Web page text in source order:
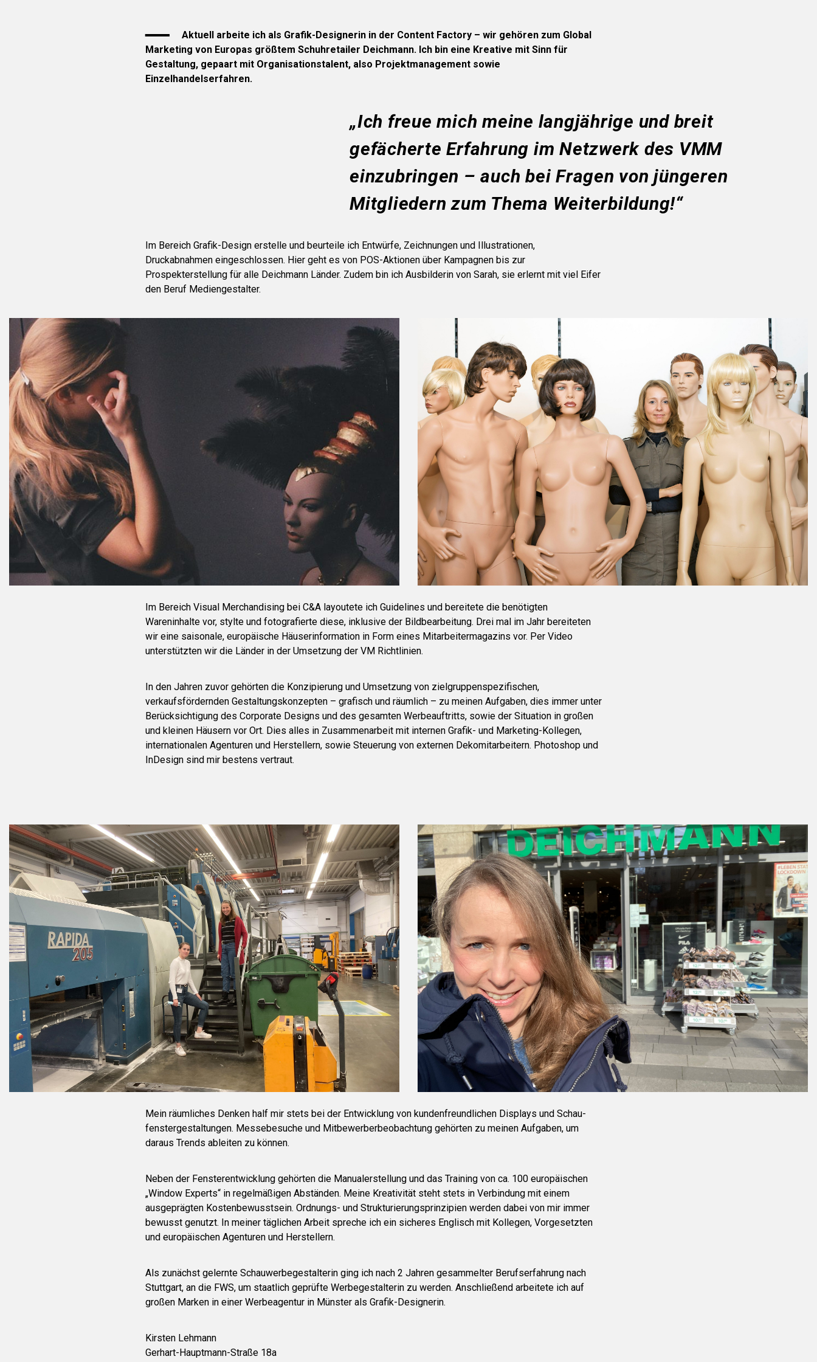
Aktuell arbeite ich als Grafik-Designerin in der Content Factory – wir gehören zum Global
Marketing von Europas größtem Schuhretailer Deichmann. Ich bin eine Kreative mit Sinn für
Gestaltung, gepaart mit Organisationstalent, also Projektmanagement sowie
Einzelhandelserfahren.
„Ich freue mich meine langjährige und breit
gefächerte Erfahrung im Netzwerk des VMM
einzubringen – auch bei Fragen von jüngeren
Mitgliedern zum Thema Weiterbildung!“
Im Bereich Grafik-Design erstelle und beurteile ich Entwürfe, Zeichnungen und Illustrationen,
Druckabnahmen eingeschlossen. Hier geht es von POS-Aktionen über Kampagnen bis zur
Prospekterstellung für alle Deichmann Länder. Zudem bin ich Ausbilderin von Sarah, sie erlernt mit viel Eifer
den Beruf Mediengestalter.
Im Bereich Visual Merchandising bei C&A layoutete ich Guidelines und bereitete die benötigten
Wareninhalte vor, stylte und fotografierte diese, inklusive der Bildbearbeitung. Drei mal im Jahr bereiteten
wir eine saisonale, europäische Häuserinformation in Form eines Mitarbeitermagazins vor. Per Video
unterstützten wir die Länder in der Umsetzung der VM Richtlinien.
In den Jahren zuvor gehörten die Konzipierung und Umsetzung von zielgruppenspezifischen,
verkaufsfördernden Gestaltungskonzepten – grafisch und räumlich – zu meinen Aufgaben, dies immer unter
Berücksichtigung des Corporate Designs und des gesamten Werbeauftritts, sowie der Situation in großen
und kleinen Häusern vor Ort. Dies alles in Zusammenarbeit mit internen Grafik- und Marketing-Kollegen,
internationalen Agenturen und Herstellern, sowie Steuerung von externen Dekomitarbeitern. Photoshop und
InDesign sind mir bestens vertraut.
Mein räumliches Denken half mir stets bei der Entwicklung von kundenfreundlichen Displays und Schau-
fenstergestaltungen. Messebesuche und Mitbewerberbeobachtung gehörten zu meinen Aufgaben, um
daraus Trends ableiten zu können.
Neben der Fensterentwicklung gehörten die Manualerstellung und das Training von ca. 100 europäischen
„Window Experts“ in regelmäßigen Abständen. Meine Kreativität steht stets in Verbindung mit einem
ausgeprägten Kostenbewusstsein. Ordnungs- und Strukturierungsprinzipien werden dabei von mir immer
bewusst genutzt. In meiner täglichen Arbeit spreche ich ein sicheres Englisch mit Kollegen, Vorgesetzten
und europäischen Agenturen und Herstellern.
Als zunächst gelernte Schauwerbegestalterin ging ich nach 2 Jahren gesammelter Berufserfahrung nach
Stuttgart, an die FWS, um staatlich geprüfte Werbegestalterin zu werden. Anschließend arbeitete ich auf
großen Marken in einer Werbeagentur in Münster als Grafik-Designerin.
Kirsten Lehmann
Gerhart-Hauptmann-Straße 18a